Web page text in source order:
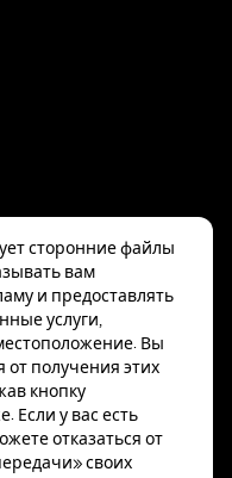
сторонние файлы
вам
и предоставлять
услуги,
Вы
от получения этих
кнопку
Если у вас есть
отказаться от
своих